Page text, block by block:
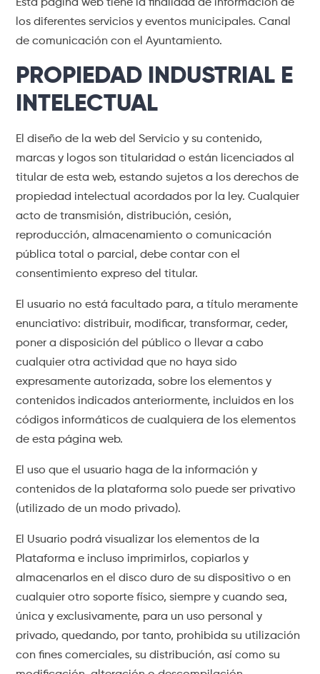
Está página web tiene la finalidad de información de
los diferentes servicios y eventos municipales. Canal
de comunicación con el Ayuntamiento.
PROPIEDAD INDUSTRIAL E
INTELECTUAL
El diseño de la web del Servicio y su contenido,
marcas y logos son titularidad o están licenciados al
titular de esta web, estando sujetos a los derechos de
propiedad intelectual acordados por la ley. Cualquier
acto de transmisión, distribución, cesión,
reproducción, almacenamiento o comunicación
pública total o parcial, debe contar con el
consentimiento expreso del titular.
El usuario no está facultado para, a título meramente
enunciativo: distribuir, modificar, transformar, ceder,
poner a disposición del público o llevar a cabo
cualquier otra actividad que no haya sido
expresamente autorizada, sobre los elementos y
contenidos indicados anteriormente, incluidos en los
códigos informáticos de cualquiera de los elementos
de esta página web.
El uso que el usuario haga de la información y
contenidos de la plataforma solo puede ser privativo
(utilizado de un modo privado).
El Usuario podrá visualizar los elementos de la
Plataforma e incluso imprimirlos, copiarlos y
almacenarlos en el disco duro de su dispositivo o en
cualquier otro soporte físico, siempre y cuando sea,
única y exclusivamente, para un uso personal y
privado, quedando, por tanto, prohibida su utilización
con fines comerciales, su distribución, así como su